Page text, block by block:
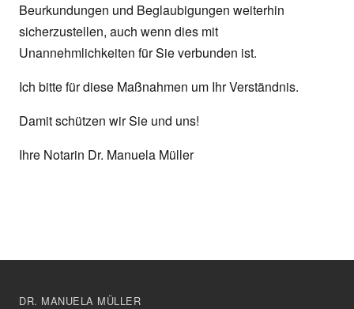
Beurkundungen und Beglaubigungen weiterhin
sicherzustellen, auch wenn dies mit
Unannehmlichkeiten für Sie verbunden ist.
Ich bitte für diese Maßnahmen um Ihr Verständnis.
Damit schützen wir Sie und uns!
Ihre Notarin Dr. Manuela Müller
DR. MANUELA MÜLLER